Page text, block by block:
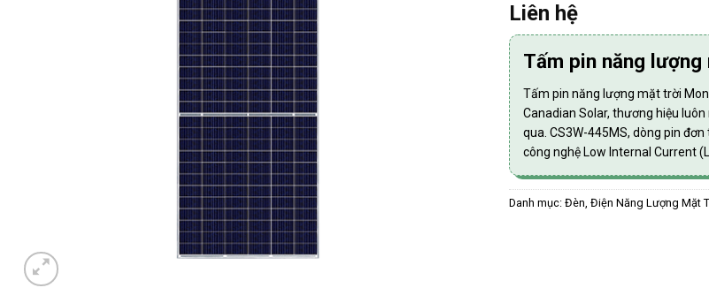
Liên hệ
Tấm pin năng
Tấm pin năng lượng mặt trời
Canadian Solar, thương hiệu
qua. CS3W-445MS, dòng pin
công nghệ Low Internal Current
Danh mục: Đèn, Điện Năng Lượng Mặt